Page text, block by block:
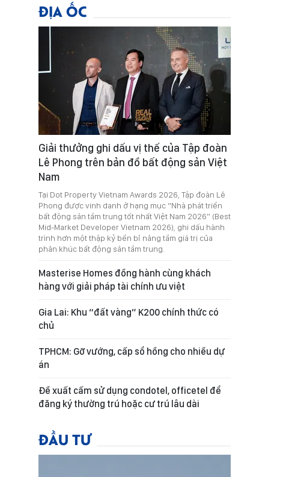
ĐỊA ỐC
Giải thưởng ghi dấu vị thế của Tập đoàn
Lê Phong trên bản đồ bất động sản Việt
Nam
Tại Dot Property Vietnam Awards 2026, Tập đoàn Lê
Phong được vinh danh ở hạng mục “Nhà phát triển
bất động sản tầm trung tốt nhất Việt Nam 2026” (Best
Mid-Market Developer Vietnam 2026), ghi dấu hành
trình hơn một thập kỷ bền bỉ nâng tầm giá trị của
phân khúc bất động sản tầm trung.
Masterise Homes đồng hành cùng khách
hàng với giải pháp tài chính ưu việt
Gia Lai: Khu “đất vàng” K200 chính thức có
chủ
TPHCM: Gỡ vướng, cấp sổ hồng cho nhiều dự
án
Đề xuất cấm sử dụng condotel, officetel để
đăng ký thường trú hoặc cư trú lâu dài
ĐẦU TƯ